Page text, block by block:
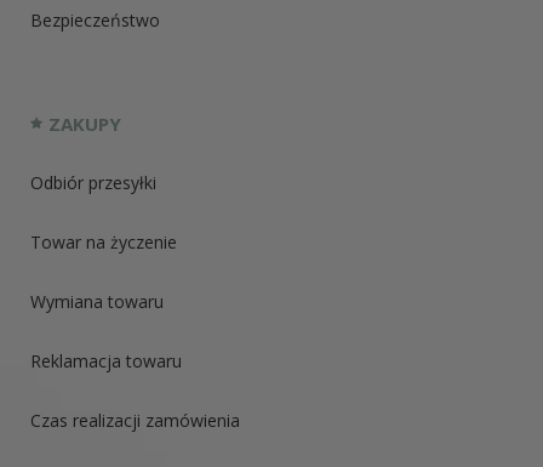
Bezpieczeństwo
ZAKUPY
Odbiór przesyłki
Towar na życzenie
Wymiana towaru
Reklamacja towaru
Czas realizacji zamówienia